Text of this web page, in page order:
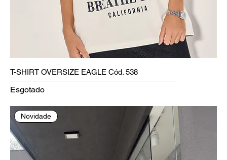
T-SHIRT OVERSIZE EAGLE Cód. 538
Esgotado
Novidade